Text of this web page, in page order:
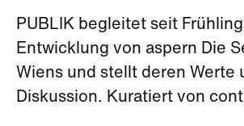
PUBLIK begleitet seit
Entwicklung von aspern Die
Wiens und stellt deren Werte
Diskussion. Kuratiert von